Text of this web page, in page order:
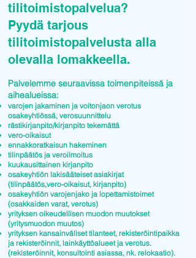
tilitoimistopalvelua?
Pyydä tarjous
tilitoimistopalvelusta alla
olevalla lomakkeella.
Palvelemme seuraavissa toimenpiteissä ja
aihealueissa:
varojen jakaminen ja voitonjaon verotus
osakeyhtiössä, verosuunnittelu
rästikirjanpito/kirjanpito tekemättä
vero-oikaisut
ennakkoratkaisun hakeminen
tilinpäätös ja veroilmoitus
kuukausittainen kirjanpito
osakeyhtiön lakisääteiset asiakirjat
(tilinpäätös,vero-oikaisut, kirjanpito)
osakeyhtiön varojenjako ja lopettamistoimet
(osakkaiden varat, verotus)
yrityksen oikeudellisen muodon muutokset
(yritysmuodon muutos)
yrityksen kansainväliset tilanteet, rekisteröintipaikka
ja rekisteröinnit, lainkäyttöalueet ja verotus.
(rekisteröinnit, konsultointi asiassa, nk. relokaatio).